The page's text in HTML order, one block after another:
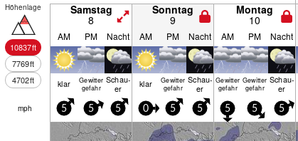
Höhenlage
10837ft
7769ft
4702ft
Samstag
8
Sonntag
9
Montag
10
AM PM Nacht AM PM Nacht AM PM Nacht
klar
Gewitter
gefahr
Schau­
er klar
Gewitter
gefahr
Schau­
er
Gewitter
gefahr
Gewitter
gefahr
Schau­
er
mph 5 5 5 0 5 5 5 5 5